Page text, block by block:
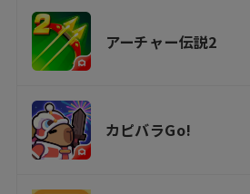
アーチャー伝説2
カピバラGo!